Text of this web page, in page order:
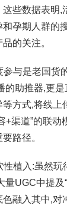
些数据表明,
孕期人群的
的关注。
参与是老国货
助推器,更是
方式,将线上
+渠道”的联动
路径。
植入:虽然玩
UGC中提及
融入其中,对